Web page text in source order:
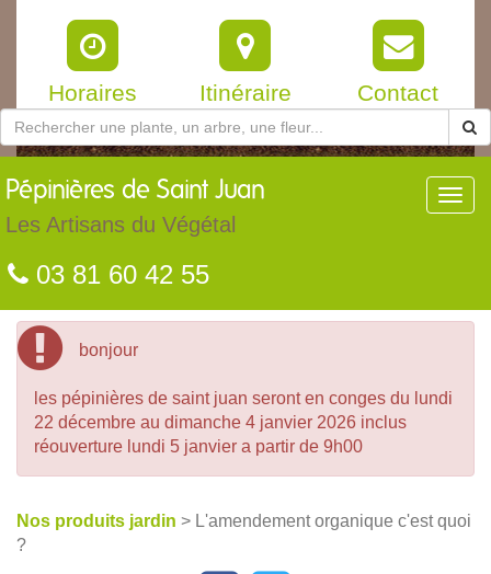
Horaires Itinéraire Contact
Pépinières de Saint Juan
Les Artisans du Végétal
03 81 60 42 55
bonjour
les pépinières de saint juan seront en conges du lundi
22 décembre au dimanche 4 janvier 2026 inclus
réouverture lundi 5 janvier a partir de 9h00
Nos produits jardin > L'amendement organique c'est quoi
?